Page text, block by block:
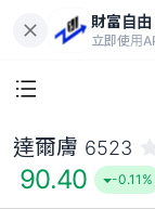
財富自由
立即使用
達爾膚 6523
90.40 -0.11%